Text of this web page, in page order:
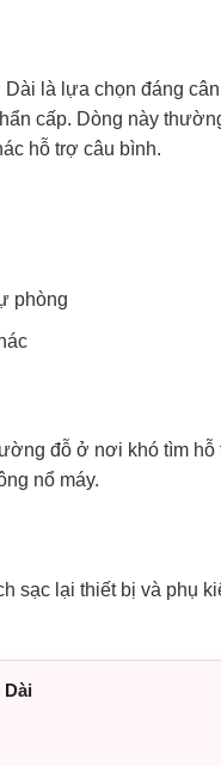
là lựa chọn đáng
cấp. Dòng này
hỗ trợ câu bình.
phòng
đỗ ở nơi khó tìm
nổ máy.
sạc lại thiết bị và phụ
Dài